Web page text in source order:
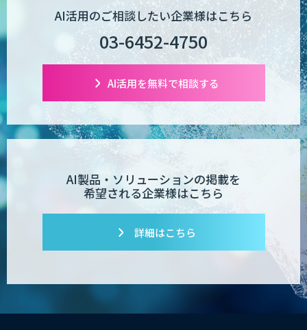
AI活用のご相談したい企業様はこちら
03-6452-4750
AI活用を無料で相談する
AI製品・ソリューションの掲載を
希望される企業様はこちら
詳細はこちら